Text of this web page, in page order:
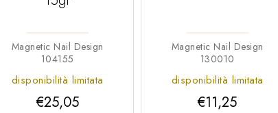
Magnetic Nail Design
104155
disponibilità limitata
€25,05
Magnetic Nail Design
130010
disponibilità limitata
€11,25